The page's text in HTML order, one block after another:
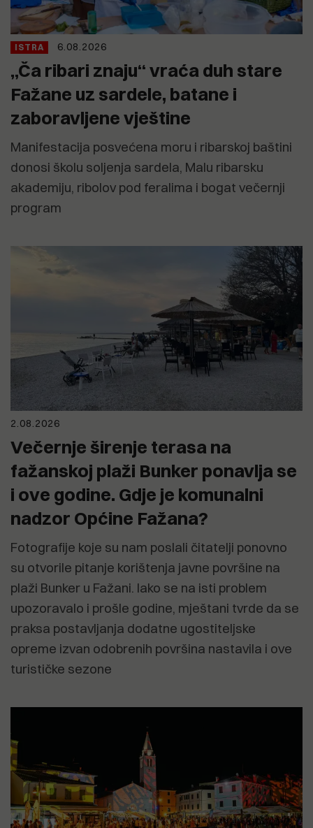
ISTRA 6.08.2026
„Ča ribari znaju“ vraća duh stare
Fažane uz sardele, batane i
zaboravljene vještine
Manifestacija posvećena moru i ribarskoj baštini
donosi školu soljenja sardela, Malu ribarsku
akademiju, ribolov pod feralima i bogat večernji
program
2.08.2026
Večernje širenje terasa na
fažanskoj plaži Bunker ponavlja se
i ove godine. Gdje je komunalni
nadzor Općine Fažana?
Fotografije koje su nam poslali čitatelji ponovno
su otvorile pitanje korištenja javne površine na
plaži Bunker u Fažani. Iako se na isti problem
upozoravalo i prošle godine, mještani tvrde da se
praksa postavljanja dodatne ugostiteljske
opreme izvan odobrenih površina nastavila i ove
turističke sezone